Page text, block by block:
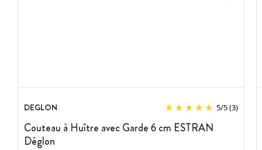
DEGLON 5/5(3)
Couteau à Huître avec Garde 6 cm ESTRAN
Déglon